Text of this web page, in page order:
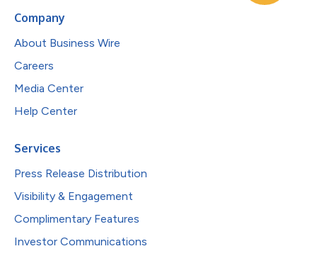
Company
About Business Wire
Careers
Media Center
Help Center
Services
Press Release Distribution
Visibility & Engagement
Complimentary Features
Investor Communications